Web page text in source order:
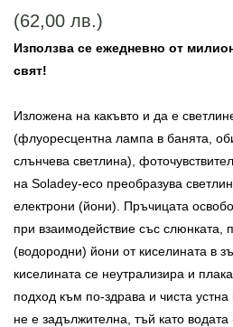
(62,00 лв.)
Използва се ежедневно от
свят!
Изложена на какъвто и да е
(флуоресцентна лампа в банята,
слънчева светлина),
на Soladey-eco преобразува
електрони (йони). Пръчицата
при взаимодействие със слюнката,
(водородни) йони от киселината в
киселината се неутрализира и
подход към по-здрава и чиста устна
не е задължителна, тъй като водата